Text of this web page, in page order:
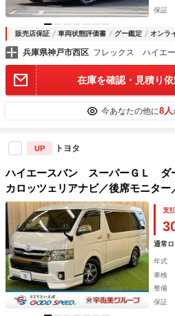
保証
販売店保証 車両状態評価書 グー鑑定 オンラ
兵庫県神戸市西区 フレックス ハイエ
在庫を確認・見積り
今あなたの他に8人
UP トヨタ
ハイエースバン スーパーＧＬ
カロッツェリアナビ／後席モニタ
スライドドア／オートマチックハイ
ッシュスタート／ＡＣ１００Ｖ電源
アコン／オプションアルミホイール
支
通常
年式
車検
整備
保証